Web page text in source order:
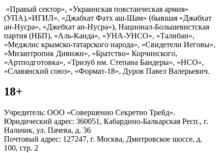
«Правый сектор», «Украинская повстанческая армия»
(УПА),«ИГИЛ», «Джабхат Фатх аш-Шам» (бывшая «Джабхат
ан-Нусра», «Джебхат ан-Нусра»), Национал-Большевистская
партия (НБП), «Аль-Каида», «УНА-УНСО», «Талибан»,
«Меджлис крымско-татарского народа», «Свидетели Иеговы»,
«Мизантропик Дивижн», «Братство» Корчинского,
«Артподготовка», «Тризуб им. Степана Бандеры», «НСО»,
«Славянский союз», «Формат-18», Дуров Павел Валерьевич.
18+
Учредитель: ООО «Совершенно Секретно Трейд».
Юридический адрес: 360051, Кабардино-Балкарская Респ., г.
Нальчик, ул. Пачева, д. 36
Почтовый адрес: 127247, г. Москва, Дмитровское шоссе, д.
100, стр. 2